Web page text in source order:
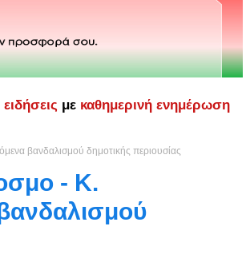
ειδήσεις με καθημερινή ενημέρωση
βανδαλισμού δημοτικής περιουσίας
- Κ.